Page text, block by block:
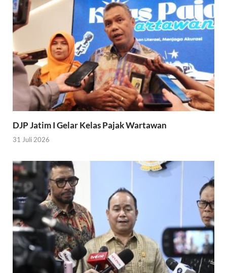
DJP Jatim I Gelar Kelas Pajak Wartawan
31 Juli 2026